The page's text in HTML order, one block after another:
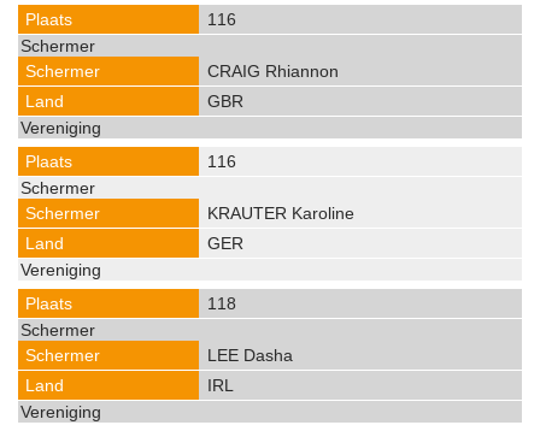
116
CRAIG Rhiannon
GBR
116
KRAUTER Karoline
GER
118
LEE Dasha
IRL